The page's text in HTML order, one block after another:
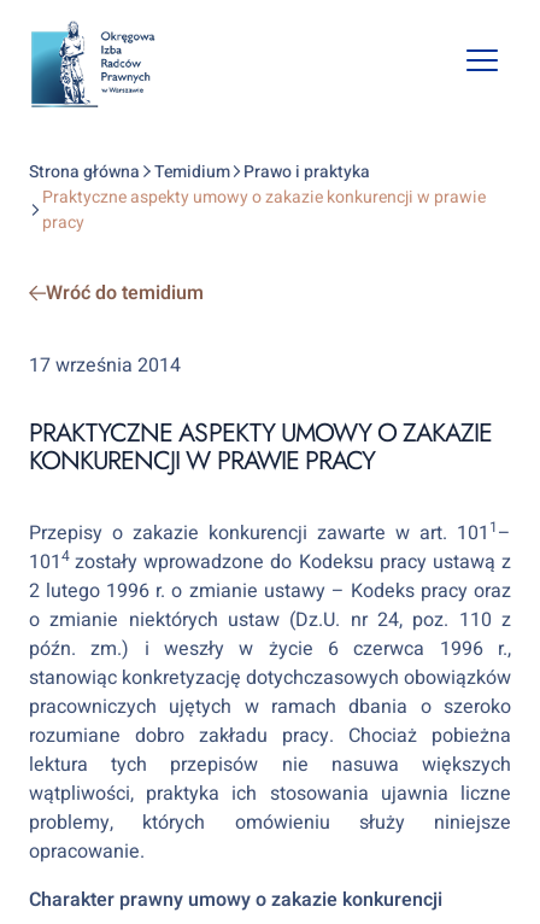
Open
Strona główna Temidium Prawo i praktyka
Praktyczne aspekty umowy o zakazie konkurencji w prawie
pracy
Wróć do temidium
17 września 2014
PRAKTYCZNE ASPEKTY UMOWY O ZAKAZIE
KONKURENCJI W PRAWIE PRACY
Przepisy o zakazie konkurencji zawarte w art. 101 1–
1014zostały wprowadzone do Kodeksu pracy ustawą z
2 lutego 1996 r. o zmianie ustawy – Kodeks pracy oraz
o zmianie niektórych ustaw (Dz.U. nr 24, poz. 110 z
późn. zm.) i weszły w życie 6 czerwca 1996 r.,
stanowiąc konkretyzację dotychczasowych obowiązków
pracowniczych ujętych w ramach dbania o szeroko
rozumiane dobro zakładu pracy. Chociaż pobieżna
lektura tych przepisów nie nasuwa większych
wątpliwości, praktyka ich stosowania ujawnia liczne
problemy, których omówieniu służy niniejsze
opracowanie.
Charakter prawny umowy o zakazie konkurencji